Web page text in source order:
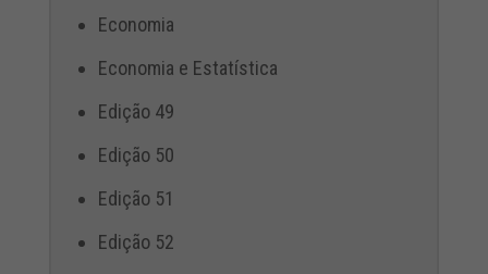
Economia
Economia e Estatística
Edição 49
Edição 50
Edição 51
Edição 52